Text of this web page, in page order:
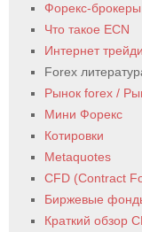
Форекс-
Что такое ECN
Интернет
Forex
Рынок forex /
Мини Форекс
Котировки
Metaquotes
CFD (Contract
Биржевые
Краткий обзор